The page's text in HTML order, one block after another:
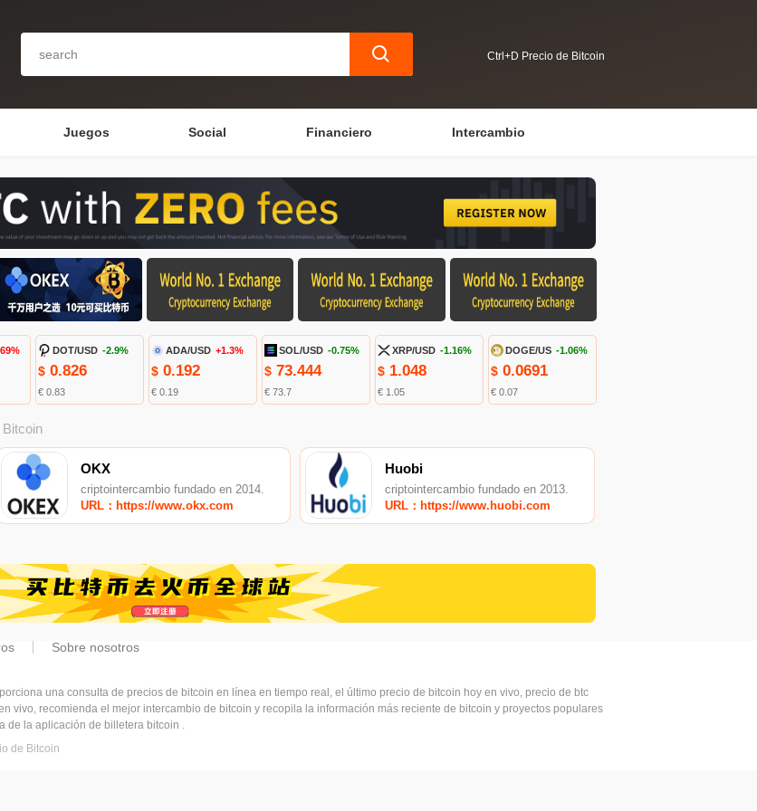
Ctrl+D Precio de Bitcoin
Juegos Social Financiero Intercambio
DOT/USD -2.9%
$0.826
€ 0.83
ADA/USD +1.3%
$0.192
€ 0.19
SOL/USD -0.75%
$ 73.444
€ 73.7
XRP/USD -1.16%
$ 1.048
€ 1.05
DOGE/US -1.06%
$ 0.0691
€ 0.07
OKX
criptointercambio fundado en 2014.
URL：https://www.okx.com
Huobi
criptointercambio fundado en 2013.
URL：https://www.huobi.com
Sobre nosotros
una consulta de precios de bitcoin en línea en tiempo real, el último precio de bitcoin hoy en vivo, precio de btc
vivo, recomienda el mejor intercambio de bitcoin y recopila la información más reciente de bitcoin y proyectos populares
de la aplicación de billetera bitcoin .
de Bitcoin